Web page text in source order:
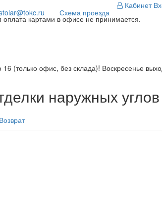
Схема проезда
Кабинет
картами в офисе не принимается.
(только офис, без склада)! Воскресенье
наружных углов
Возврат